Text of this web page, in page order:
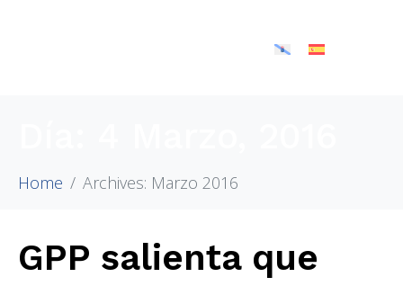
Home Archives: Marzo 2016
GPP salienta que